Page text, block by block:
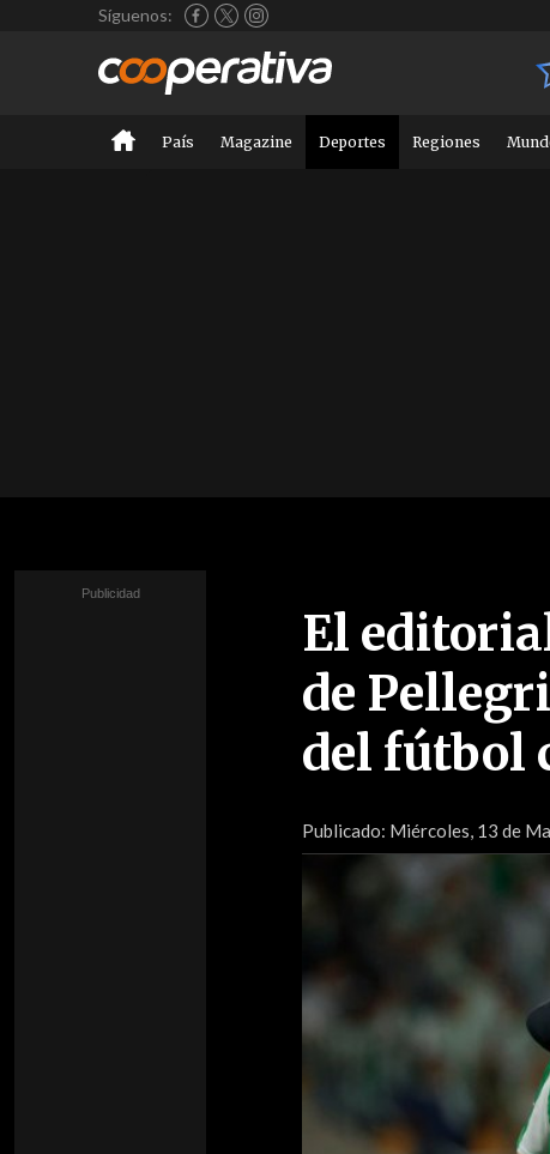
Síguenos:
País Magazine Deportes Regiones
El
de
del fútbol
Publicado: Miércoles, 13 de